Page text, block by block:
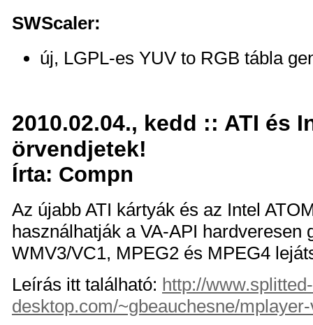
SWScaler:
új, LGPL-es YUV to RGB tábla
2010.02.04., kedd :: ATI és
örvendjetek!
Írta: Compn
Az újabb ATI kártyák és az Intel
használhatják a VA-API hardveresen
WMV3/VC1, MPEG2 és MPEG4
Leírás itt található: http://www.splitted-
desktop.com/~gbeauchesne/